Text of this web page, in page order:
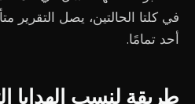
في كلتا الحالتين، يصل التقرير
أحد تمامًا.
طريقة لنسب الهدايا